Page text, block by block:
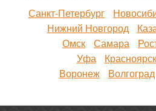
Санкт-Петербург
Нижний Новгород
Омск
Самара
Уфа
Красноярск
Воронеж
Волгоград